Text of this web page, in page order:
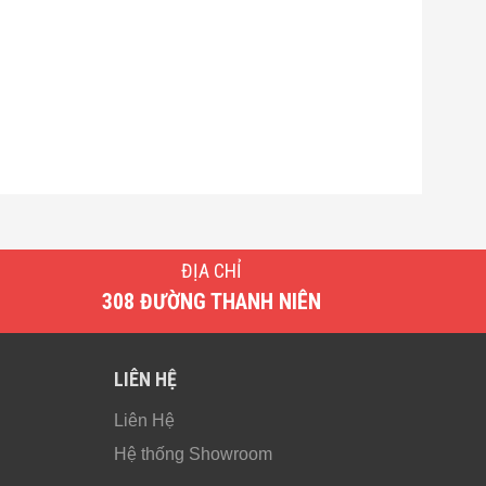
ĐỊA CHỈ
308 ĐƯỜNG THANH NIÊN
LIÊN HỆ
Liên Hệ
Hệ thống Showroom